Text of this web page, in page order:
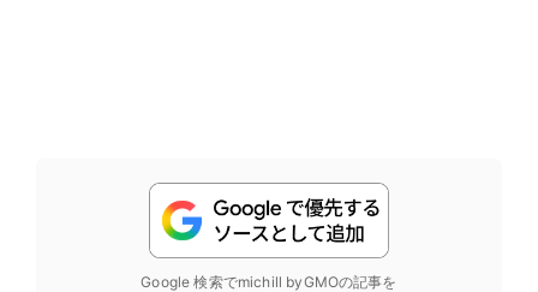
Google 検索でmichill byGMOの記事を